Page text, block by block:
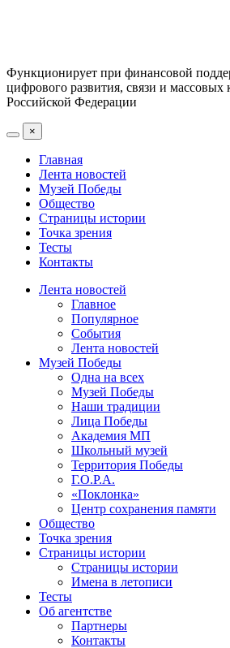
Функционирует при финансовой
цифрового развития, связи и
Российской Федерации
×
Главная
Лента новостей
Музей Победы
Общество
Страницы истории
Точка зрения
Тесты
Контакты
Лента новостей
Главное
Популярное
События
Лента новостей
Музей Победы
Одна на всех
Музей Победы
Наши традиции
Лица Победы
Академия МП
Школьный музей
Территория Победы
Г.О.Р.А.
«Поклонка»
Центр сохранения памяти
Общество
Точка зрения
Страницы истории
Страницы истории
Имена в летописи
Тесты
Об агентстве
Партнеры
Контакты